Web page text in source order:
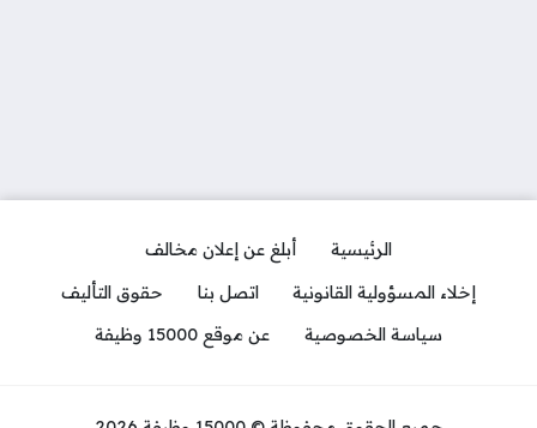
الرئيسية
أبلغ عن إعلان مخالف
إخلاء المسؤولية القانونية
اتصل بنا
حقوق التأليف
سياسة الخصوصية
عن موقع 15000 وظيفة